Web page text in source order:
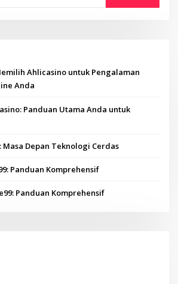
Ahlicasino untuk Pengalaman
Anda
Panduan Utama Anda untuk
Depan Teknologi Cerdas
Panduan Komprehensif
Panduan Komprehensif